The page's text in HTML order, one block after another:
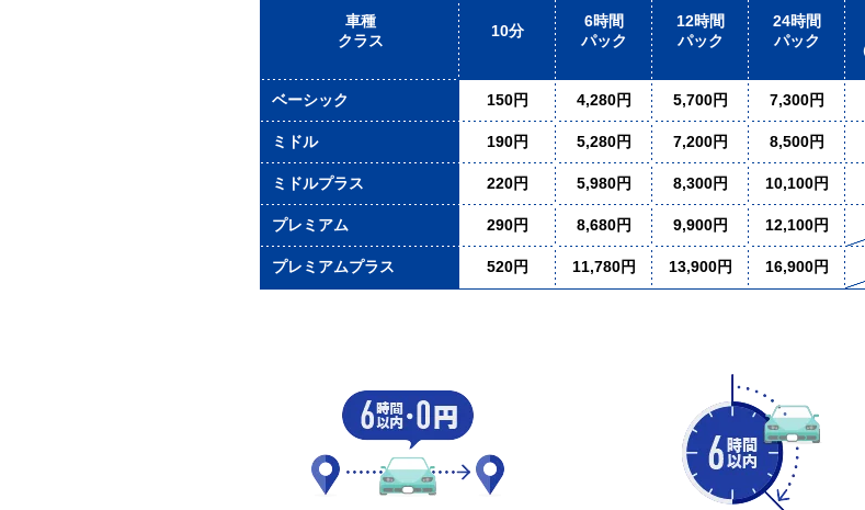
車種
クラス
10分
6時間
パック
12時間
パック
24時間
パック
ベーシック 150円 4,280円 5,700円 7,300円
ミドル 190円 5,280円 7,200円 8,500円
ミドルプラス 220円 5,980円 8,300円 10,100円
プレミアム 290円 8,680円 9,900円 12,100円
プレミアムプラス 520円 11,780円 13,900円 16,900円